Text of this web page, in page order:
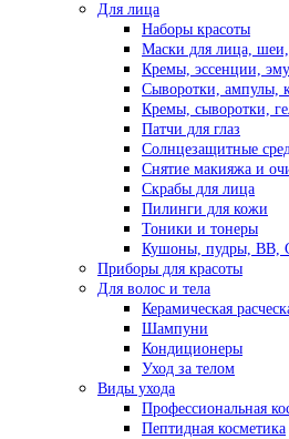
Для лица
Наборы красоты
Маски для лица, шеи,
Кремы, эссенции,
Сыворотки, ампулы,
Кремы, сыворотки,
Патчи для глаз
Солнцезащитные
Снятие макияжа и
Скрабы для лица
Пилинги для кожи
Тоники и тонеры
Кушоны, пудры, ВВ,
Приборы для красоты
Для волос и тела
Керамическая
Шампуни
Кондиционеры
Уход за телом
Виды ухода
Профессиональная
Пептидная косметика